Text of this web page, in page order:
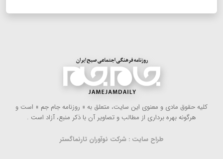
كلیه حقوق مادی و معنوی این سایت، متعلق به « روزنامه جام جم » است و
هرگونه بهره ‌برداری از مطالب و تصاویر آن با ذكر منبع، آزاد است .
طراح سایت : شرکت نوآوران تارنماگستر